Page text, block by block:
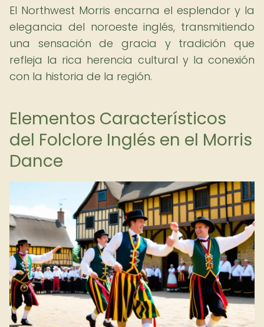
El Northwest Morris encarna el esplendor y la
elegancia del noroeste inglés, transmitiendo
una sensación de gracia y tradición que
refleja la rica herencia cultural y la conexión
con la historia de la región.
Elementos Característicos
del Folclore Inglés en el Morris
Dance